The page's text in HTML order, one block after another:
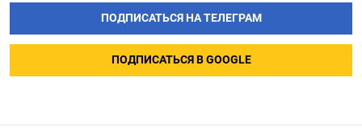
ПОДПИСАТЬСЯ НА ТЕЛЕГРАМ
ПОДПИСАТЬСЯ В GOOGLE